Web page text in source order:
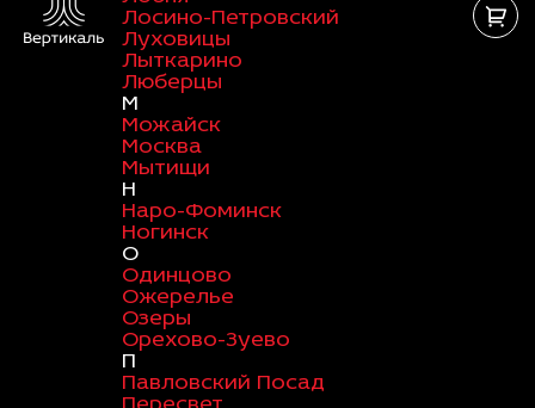
Лосино-Петровский
Луховицы
Лыткарино
Люберцы
М
Можайск
Москва
Мытищи
Н
Наро-Фоминск
Ногинск
О
Одинцово
Ожерелье
Озеры
Орехово-Зуево
П
Павловский Посад